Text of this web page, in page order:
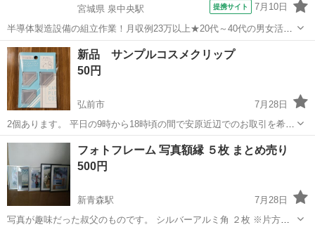
宮城県 泉中央駅
提携サイト 7月10日
半導体製造設備の組立作業！月収例23万以上★20代～40代の男女活躍
中中！社会保険完備！送迎あり！◎マイカー通勤OK＆無料駐車場完
備！作業着無償貸与◎食堂利用可★《宮城県黒川郡大和町》 人気の工
場のお仕事 ◇半導体製造設備...
宮城 泉中央駅 その他
新品 サンプルコスメクリップ
50円
弘前市
7月28日
2個あります。 平日の9時から18時頃の間で安原近辺でのお取引を希望
します。 購入ご希望の際は、ご希望の日時を合わせてお問合せいただ
けると助かります。 よろしくお願いいたします。
青森 弘前市 家庭用品 新品
フォトフレーム 写真額縁 ５枚 まとめ売り
500円
新青森駅
7月28日
写真が趣味だった叔父のものです。 シルバーアルミ角 ２枚 ※片方小